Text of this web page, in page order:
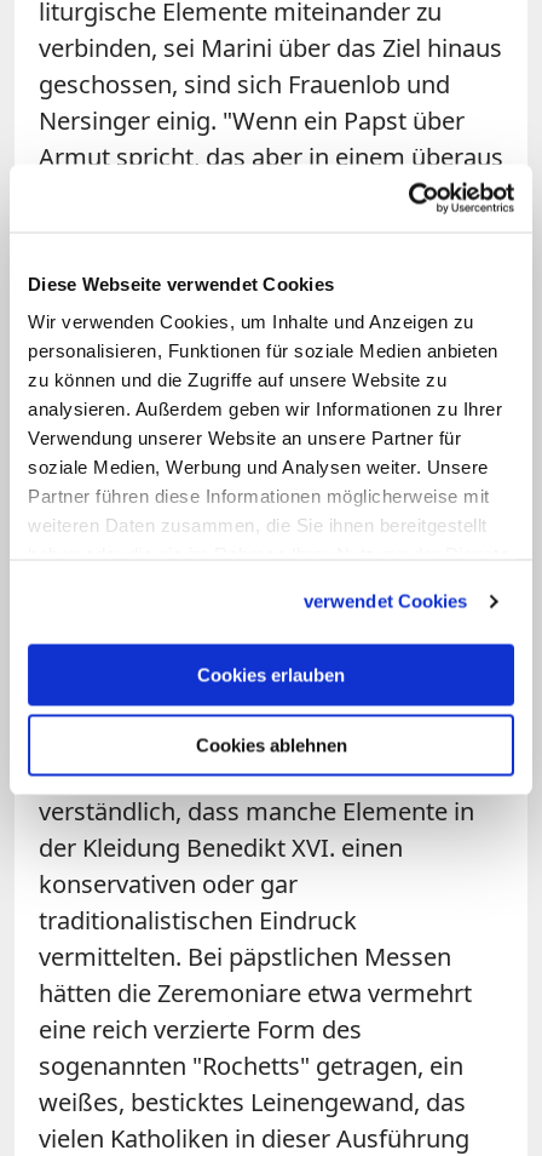
Diese Webseite verwendet Cookies
Wir verwenden Cookies, um Inhalte und Anzeigen zu
personalisieren, Funktionen für soziale Medien anbieten
zu können und die Zugriffe auf unsere Website zu
analysieren. Außerdem geben wir Informationen zu Ihrer
Verwendung unserer Website an unsere Partner für
soziale Medien, Werbung und Analysen weiter. Unsere
Partner führen diese Informationen möglicherweise mit
weiteren Daten zusammen, die Sie ihnen bereitgestellt
verwendet Cookies
Cookies erlauben
Cookies ablehnen
liturgische Elemente miteinander zu
verbinden, sei Marini über das Ziel hinaus
geschossen, sind sich Frauenlob und
Nersinger einig. "Wenn ein Papst über
Armut spricht, das aber in einem überaus
wertvollen und prunkvollen, ja barocken
Thomas Frauenlob. Auch, dass ein
deutscher Papst seine Heimat besucht,
die Messe dann aber auf Latein abhält,
sei nur schwer vermittelbar.
Eindrücke vom Petersplatz
Wie die Menschen in Rom die
Amtseinführung von Franziskus erlebt
VIDEO ANSEHEN
So ist es für Ulrich Nersinger
verständlich, dass manche Elemente in
der Kleidung Benedikt XVI. einen
konservativen oder gar
traditionalistischen Eindruck
vermittelten. Bei päpstlichen Messen
hätten die Zeremoniare etwa vermehrt
eine reich verzierte Form des
sogenannten "Rochetts" getragen, ein
weißes, besticktes Leinengewand, das
vielen Katholiken in dieser Ausführung